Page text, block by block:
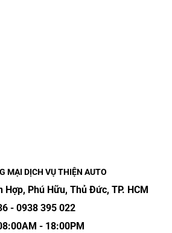
MẠI DỊCH VỤ THIỆN AUTO
Hợp, Phú Hữu, Thủ Đức, TP. HCM
- 0938 395 022
- 18:00PM